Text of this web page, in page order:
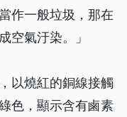
作一般垃圾，那在
空氣汙染。」
以燒紅的銅線接觸
色，顯示含有鹵素